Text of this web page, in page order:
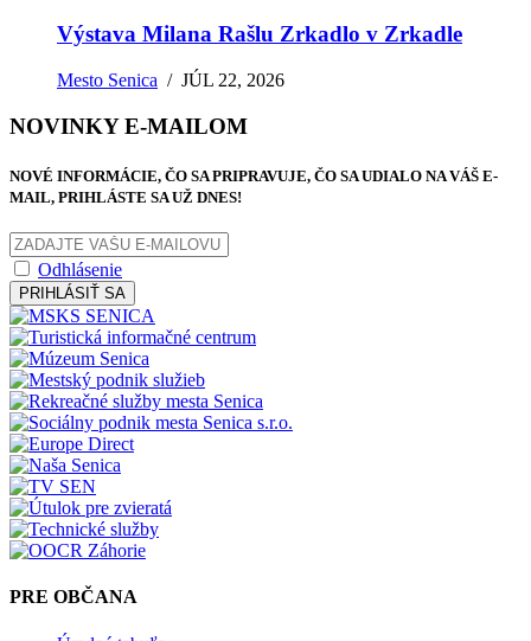
Výstava Milana Rašlu Zrkadlo v Zrkadle
Mesto Senica /JÚL 22, 2026
NOVINKY E-MAILOM
NOVÉ INFORMÁCIE, ČO SA PRIPRAVUJE, ČO SA UDIALO NA VÁŠ E-
MAIL, PRIHLÁSTE SA UŽ DNES!
Odhlásenie
PRIHLÁSIŤ SA
PRE OBČANA